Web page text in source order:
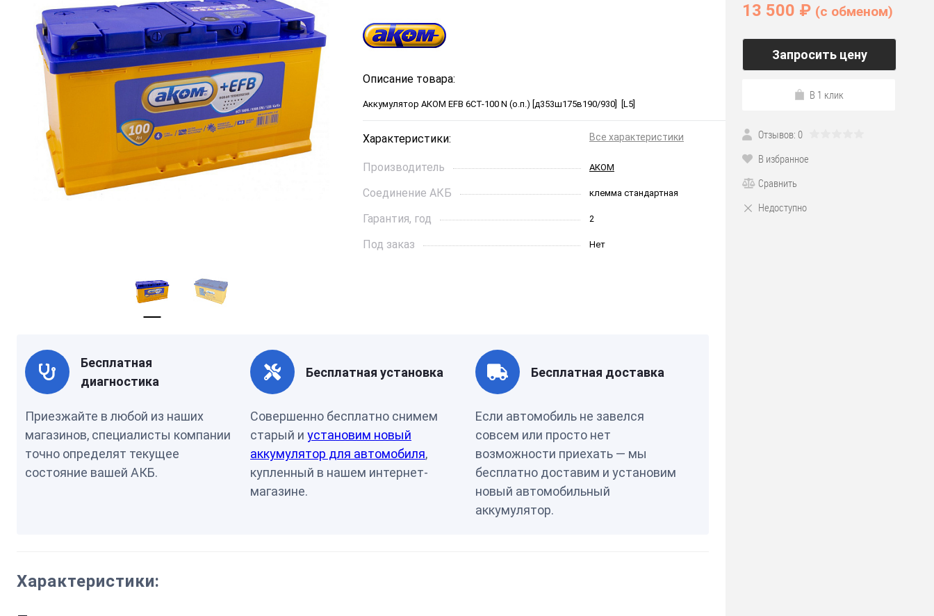
Описание товара:
Аккумулятор АКОМ EFB 6СТ-100 N (о.п.) [д353ш175в190/930] [L5]
Характеристики: Все характеристики
Производитель АКОМ
Соединение АКБ клемма стандартная
Гарантия, год 2
Под заказ Нет
Бесплатная
диагностика
Приезжайте в любой из наших
магазинов, специалисты компании
точно определят текущее
состояние вашей АКБ.
Бесплатная установка
Совершенно бесплатно снимем
старый и установим новый
аккумулятор для автомобиля,
купленный в нашем интернет-
магазине.
Бесплатная доставка
Если автомобиль не завелся
совсем или просто нет
возможности приехать — мы
бесплатно доставим и установим
новый автомобильный
аккумулятор.
Характеристики:
13 500 ₽ (c обменом)
Запросить цену
В 1 клик
Отзывов: 0
В избранное
Сравнить
Недоступно